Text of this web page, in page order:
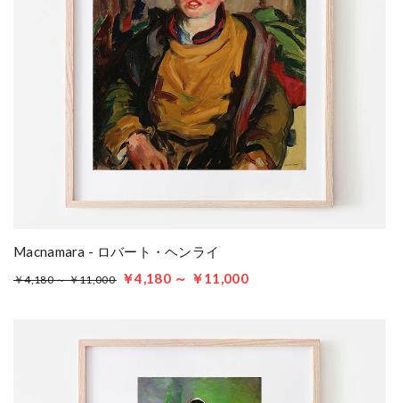
Macnamara - ロバート・ヘンライ
￥4,180 ～ ￥11,000 ￥4,180 ～ ￥11,000